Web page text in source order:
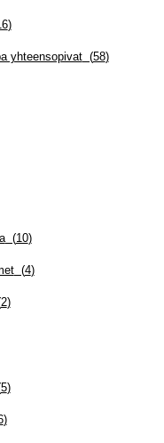
)
yhteensopivat(58)
(10)
(4)
2)
5)
)